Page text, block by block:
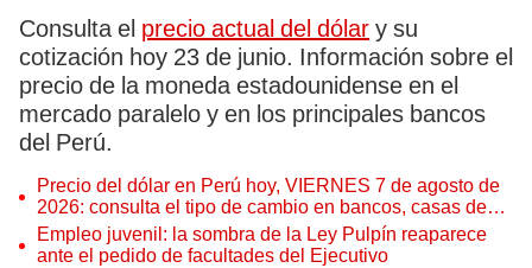
Consulta el precio actual del dólar y su
cotización hoy 23 de junio. Información sobre el
precio de la moneda estadounidense en el
mercado paralelo y en los principales bancos
del Perú.
Precio del dólar en Perú hoy, VIERNES 7 de agosto de
2026: consulta el tipo de cambio en bancos, casas de
cambio y plataformas digitales
Empleo juvenil: la sombra de la Ley Pulpín reaparece
ante el pedido de facultades del Ejecutivo